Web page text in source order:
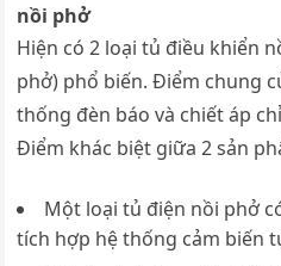
nồi phở
Hiện có 2 loại tủ điều khiển
phở) phổ biến. Điểm chung
thống đèn báo và chiết áp
Điểm khác biệt giữa 2 sản
Một loại tủ điện nồi phở
tích hợp hệ thống cảm biến